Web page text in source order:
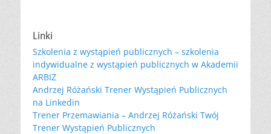
Linki
Szkolenia z wystąpień publicznych – szkolenia
indywidualne z wystąpień publicznych w Akademii
ARBIZ
Andrzej Różański Trener Wystąpień Publicznych
na Linkedin
Trener Przemawiania – Andrzej Różański Twój
Trener Wystąpień Publicznych